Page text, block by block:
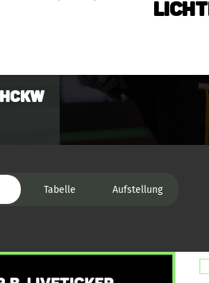
Tabelle Aufstellung